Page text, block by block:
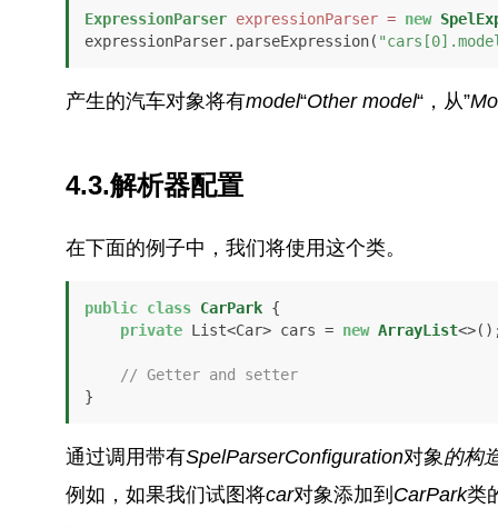
ExpressionParser expressionParser = new
expressionParser.parseExpression(
产生的汽车对象将有model“Other model“，从”
4.3.解析器配置
在下面的例子中，我们将使用这个类。
public class CarPark {
private List<Car> cars = new ArrayList
// Getter and setter
}
通过调用带有SpelParserConfiguration对象 的构
例如，如果我们试图将car对象添加到 CarPark类